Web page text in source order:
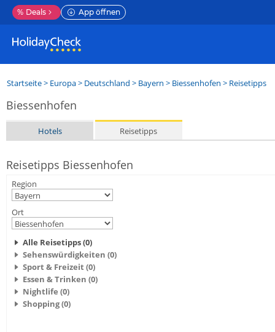
% Deals App öffnen
Startseite> Europa> Deutschland > Bayern > Biessenhofen > Reisetipps
Biessenhofen
Hotels Reisetipps
Reisetipps Biessenhofen
Region
Ort
Alle Reisetipps (0)
Sehenswürdigkeiten (0)
Sport & Freizeit (0)
Essen & Trinken (0)
Nightlife (0)
Shopping (0)